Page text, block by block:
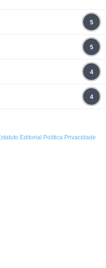
5
5
4
4
Editorial Politica Privacidade